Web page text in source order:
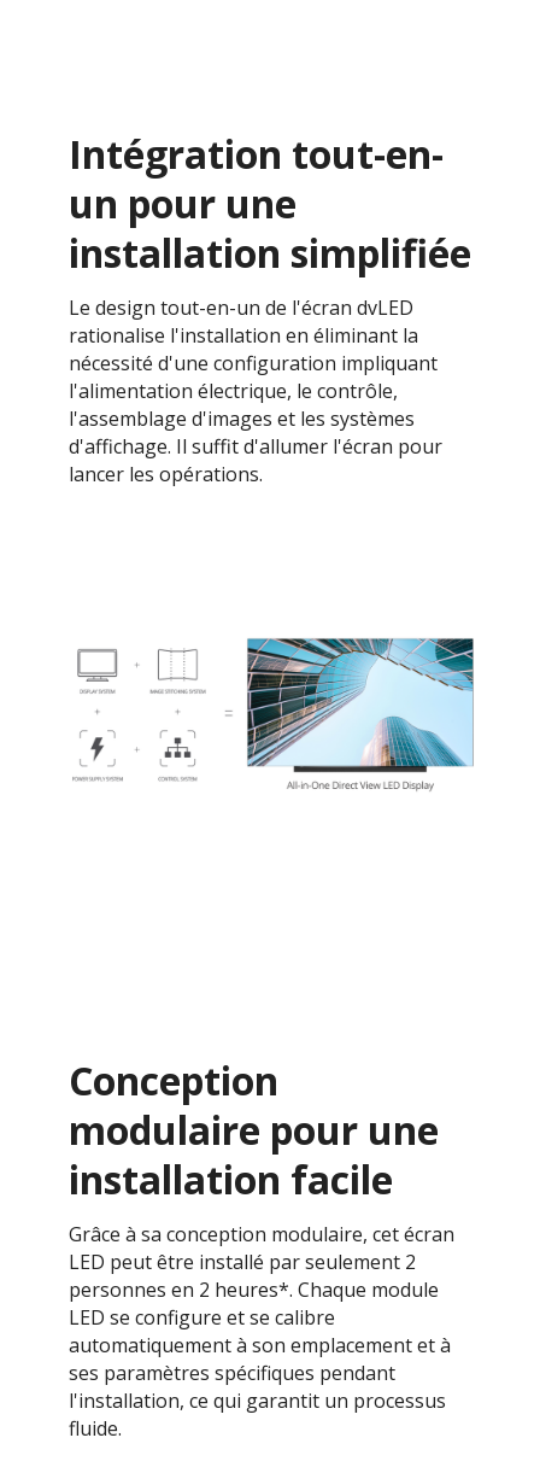
Intégration tout-en-
un pour une
installation simplifiée
Le design tout-en-un de l'écran dvLED
rationalise l'installation en éliminant la
nécessité d'une configuration impliquant
l'alimentation électrique, le contrôle,
l'assemblage d'images et les systèmes
d'affichage. Il suffit d'allumer l'écran pour
lancer les opérations.
Conception
modulaire pour une
installation facile
Grâce à sa conception modulaire, cet écran
LED peut être installé par seulement 2
personnes en 2 heures*. Chaque module
LED se configure et se calibre
automatiquement à son emplacement et à
ses paramètres spécifiques pendant
l'installation, ce qui garantit un processus
fluide.